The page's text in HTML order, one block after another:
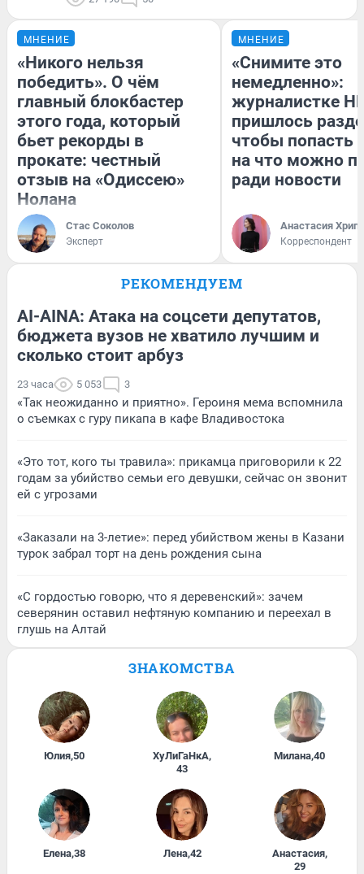
МНЕНИЕ
«Никого нельзя
победить». О чём
главный блокбастер
этого года, который
бьет рекорды в
прокате: честный
отзыв на «Одиссею»
Нолана
Стас Соколов
Эксперт
МНЕНИЕ
«Снимите это
немедленно»:
журналистке
пришлось
чтобы попасть
на что можно
ради новости
Анастасия
Корреспондент
РЕКОМЕНДУЕМ
AI-AINA: Атака на соцсети депутатов,
бюджета вузов не хватило лучшим и
сколько стоит арбуз
23 часа 5 053 3
«Так неожиданно и приятно». Героиня мема вспомнила
о съемках с гуру пикапа в кафе Владивостока
«Это тот, кого ты травила»: прикамца приговорили к 22
годам за убийство семьи его девушки, сейчас он звонит
ей с угрозами
«Заказали на 3-летие»: перед убийством жены в Казани
турок забрал торт на день рождения сына
«С гордостью говорю, что я деревенский»: зачем
северянин оставил нефтяную компанию и переехал в
глушь на Алтай
ЗНАКОМСТВА
Юлия,50 ХуЛиГаНкА,
43
Милана,40
Елена,38 Лена,42 Анастасия,
29